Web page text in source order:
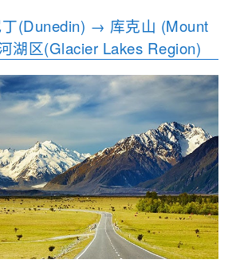
(Dunedin) → 库克山 (Mount
湖区(Glacier Lakes Region)